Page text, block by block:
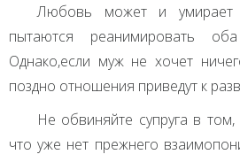
Любовь может и умирает
пытаются реанимировать
Однако,если муж не хочет
поздно отношения приведут к
Не обвиняйте супруга в том,
что уже нет прежнего